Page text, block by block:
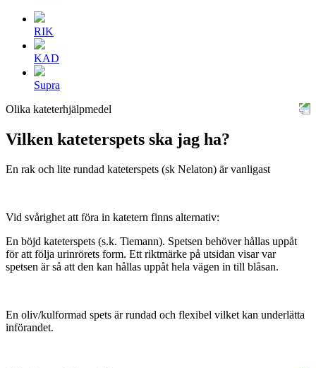
RIK
KAD
Supra
Olika kateterhjälpmedel
Vilken kateterspets ska jag ha?
En rak och lite rundad kateterspets (sk Nelaton) är vanligast
Vid svårighet att föra in katetern finns alternativ:
En böjd kateterspets (s.k. Tiemann). Spetsen behöver hållas uppåt
för att följa urinrörets form. Ett riktmärke på utsidan visar var
spetsen är så att den kan hållas uppåt hela vägen in till blåsan.
En oliv/kulformad spets är rundad och flexibel vilket kan underlätta
införandet.